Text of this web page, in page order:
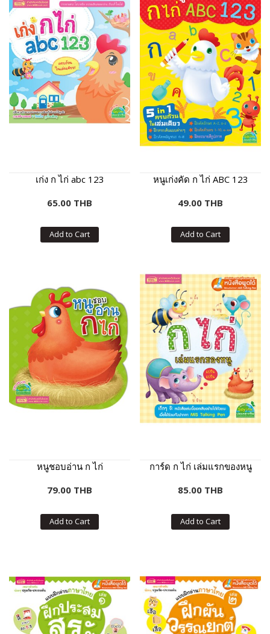
เก่ง ก ไก่ abc 123
65.00 THB
Add to Cart
หนูเก่งคัด ก ไก่ ABC 123
49.00 THB
Add to Cart
หนูชอบอ่าน ก ไก่
79.00 THB
Add to Cart
การ์ด ก ไก่ เล่มแรกของหนู
85.00 THB
Add to Cart